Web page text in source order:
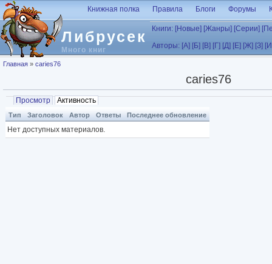
Перейти к основному содержанию
Либрусек
Много книг
Книжная полка Правила Блоги Форумы
Книги: [Новые] [Жанры] [Серии]
Авторы: [А] [Б] [В] [Г] [Д] [Е] [Ж] [З]
Вы здесь
Главная » caries76
caries76
Главные вкладки
Просмотр Активность
Тип Заголовок Автор Ответы Последнее обновление
Нет доступных материалов.